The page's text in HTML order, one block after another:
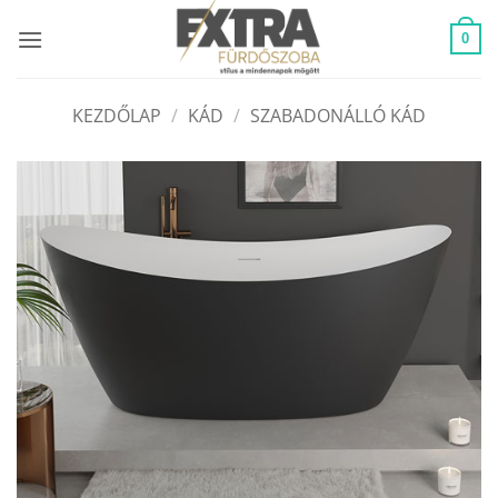
0
KEZDŐLAP / KÁD / SZABADONÁLLÓ KÁD